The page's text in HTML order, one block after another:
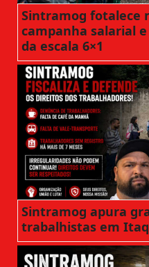
Sintramog fotalece
campanha salarial
da escala 6×1
Sintramog apura
trabalhistas em